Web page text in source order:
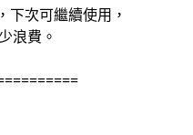
次可繼續使用，
浪費。